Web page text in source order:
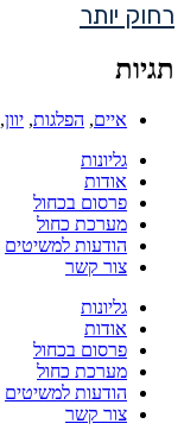
רחוק יותר
תגיות
איים, הפלגות, יוון,
גליונות
אודות
פרסום בכחול
מערכת כחול
הודעות למשיטים
צור קשר
גליונות
אודות
פרסום בכחול
מערכת כחול
הודעות למשיטים
צור קשר